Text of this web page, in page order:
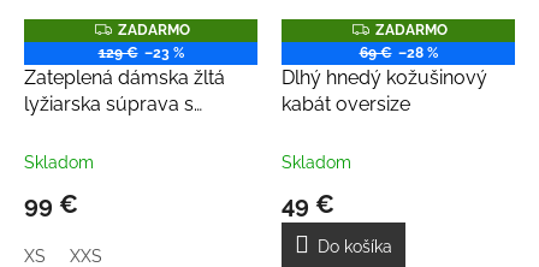
Z
A
D
A
R
M
ZADARMO
129 € –23 %
Zateplená dámska žltá
lyžiarska súprava s
Skladom
99 €
XS XXS
Z
A
D
A
R
M
ZADARMO
69 € –28 %
Dlhý hnedý kožušinový
kabát oversize
Skladom
49 €
Do košíka